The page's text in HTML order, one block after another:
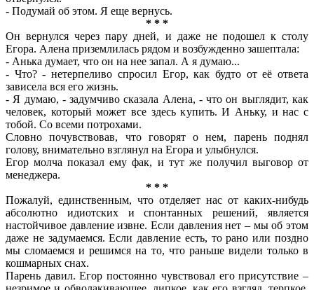
- Подумай об этом. Я еще вернусь.
* * *
Он вернулся через пару дней, и даже не подошел к столу
Егора. Алена приземлилась рядом и возбужденно зашептала:
- Анька думает, что он на нее запал. А я думаю...
- Что? - нетерпеливо спросил Егор, как будто от её ответа
зависела вся его жизнь.
- Я думаю, - задумчиво сказала Алена, - что он выглядит, как
человек, который может все здесь купить. И Аньку, и нас с
тобой. Со всеми потрохами.
Словно почувствовав, что говорят о нем, парень поднял
голову, внимательно взглянул на Егора и улыбнулся.
Егор молча показал ему фак, и тут же получил выговор от
менеджера.
* * *
Пожалуй, единственным, что отделяет нас от каких-нибудь
абсолютно идиотских и спонтанных решений, является
настойчивое давление извне. Если давления нет – мы об этом
даже не задумаемся. Если давление есть, то рано или поздно
мы сломаемся и решимся на то, что раньше видели только в
кошмарных снах.
Парень давил. Егор постоянно чувствовал его присутствие –